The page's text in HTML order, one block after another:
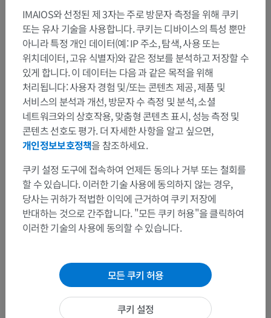
IMAIOS와 선정된 제 3자는 주로 방문자 측정을 위해 쿠키
또는 유사 기술을 사용합니다. 쿠키는 디바이스의 특성 뿐만
아니라 특정 개인 데이터(예: IP 주소, 탐색, 사용 또는
위치데이터, 고유 식별자)와 같은 정보를 분석하고 저장할 수
있게 합니다. 이 데이터는 다음 과 같은 목적을 위해
처리됩니다: 사용자 경험 및/또는 콘텐츠 제공, 제품 및
서비스의 분석과 개선, 방문자 수 측정 및 분석, 소셜
네트워크와의 상호작용, 맞춤형 콘텐츠 표시, 성능 측정 및
콘텐츠 선호도 평가. 더 자세한 사항을 알고 싶으면,
개인정보보호정책을 참조하세요.
쿠키 설정 도구에 접속하여 언제든 동의나 거부 또는 철회를
할 수 있습니다. 이러한 기술 사용에 동의하지 않는 경우,
당사는 귀하가 적법한 이익에 근거하여 쿠키 저장에
반대하는 것으로 간주합니다. "모든 쿠키 허용"을 클릭하여
이러한 기술의 사용에 동의할 수 있습니다.
모든 쿠키 허용
쿠키 설정